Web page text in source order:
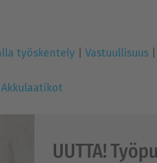
työskentely Vastuullisuus
Akkulaatikot
UUTTA!